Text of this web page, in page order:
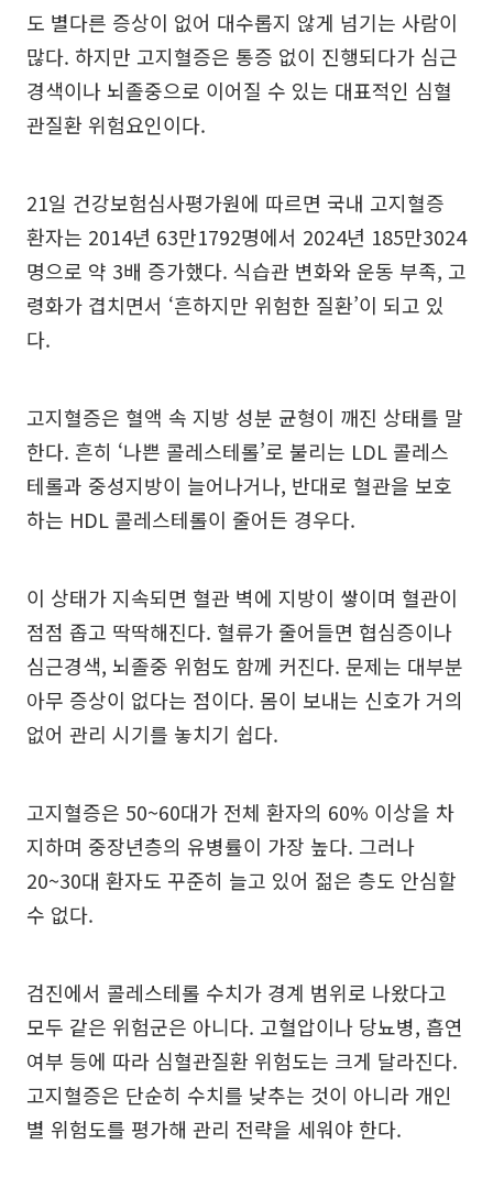
도 별다른 증상이 없어 대수롭지 않게 넘기는 사람이
많다. 하지만 고지혈증은 통증 없이 진행되다가 심근
경색이나 뇌졸중으로 이어질 수 있는 대표적인 심혈
관질환 위험요인이다.
21일 건강보험심사평가원에 따르면 국내 고지혈증
환자는 2014년 63만1792명에서 2024년 185만3024
명으로 약 3배 증가했다. 식습관 변화와 운동 부족, 고
령화가 겹치면서 ‘흔하지만 위험한 질환’이 되고 있
다.
고지혈증은 혈액 속 지방 성분 균형이 깨진 상태를 말
한다. 흔히 ‘나쁜 콜레스테롤’로 불리는 LDL 콜레스
테롤과 중성지방이 늘어나거나, 반대로 혈관을 보호
하는 HDL 콜레스테롤이 줄어든 경우다.
이 상태가 지속되면 혈관 벽에 지방이 쌓이며 혈관이
점점 좁고 딱딱해진다. 혈류가 줄어들면 협심증이나
심근경색, 뇌졸중 위험도 함께 커진다. 문제는 대부분
아무 증상이 없다는 점이다. 몸이 보내는 신호가 거의
없어 관리 시기를 놓치기 쉽다.
고지혈증은 50~60대가 전체 환자의 60% 이상을 차
지하며 중장년층의 유병률이 가장 높다. 그러나
20~30대 환자도 꾸준히 늘고 있어 젊은 층도 안심할
수 없다.
검진에서 콜레스테롤 수치가 경계 범위로 나왔다고
모두 같은 위험군은 아니다. 고혈압이나 당뇨병, 흡연
여부 등에 따라 심혈관질환 위험도는 크게 달라진다.
고지혈증은 단순히 수치를 낮추는 것이 아니라 개인
별 위험도를 평가해 관리 전략을 세워야 한다.